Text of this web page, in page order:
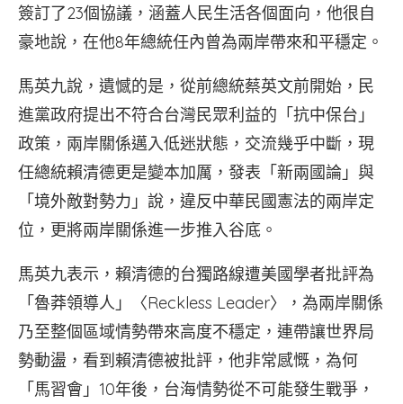
簽訂了23個協議，涵蓋人民生活各個面向，他很自
豪地說，在他8年總統任內曾為兩岸帶來和平穩定。
馬英九說，遺憾的是，從前總統蔡英文前開始，民
進黨政府提出不符合台灣民眾利益的「抗中保台」
政策，兩岸關係邁入低迷狀態，交流幾乎中斷，現
任總統賴清德更是變本加厲，發表「新兩國論」與
「境外敵對勢力」說，違反中華民國憲法的兩岸定
位，更將兩岸關係進一步推入谷底。
馬英九表示，賴清德的台獨路線遭美國學者批評為
「魯莽領導人」〈Reckless Leader〉，為兩岸關係
乃至整個區域情勢帶來高度不穩定，連帶讓世界局
勢動盪，看到賴清德被批評，他非常感慨，為何
「馬習會」10年後，台海情勢從不可能發生戰爭，